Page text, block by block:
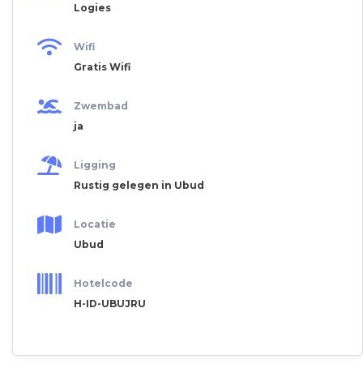
Logies
Wifi
Gratis Wifi
Zwembad
ja
Ligging
Rustig gelegen in Ubud
Locatie
Ubud
Hotelcode
H-ID-UBUJRU